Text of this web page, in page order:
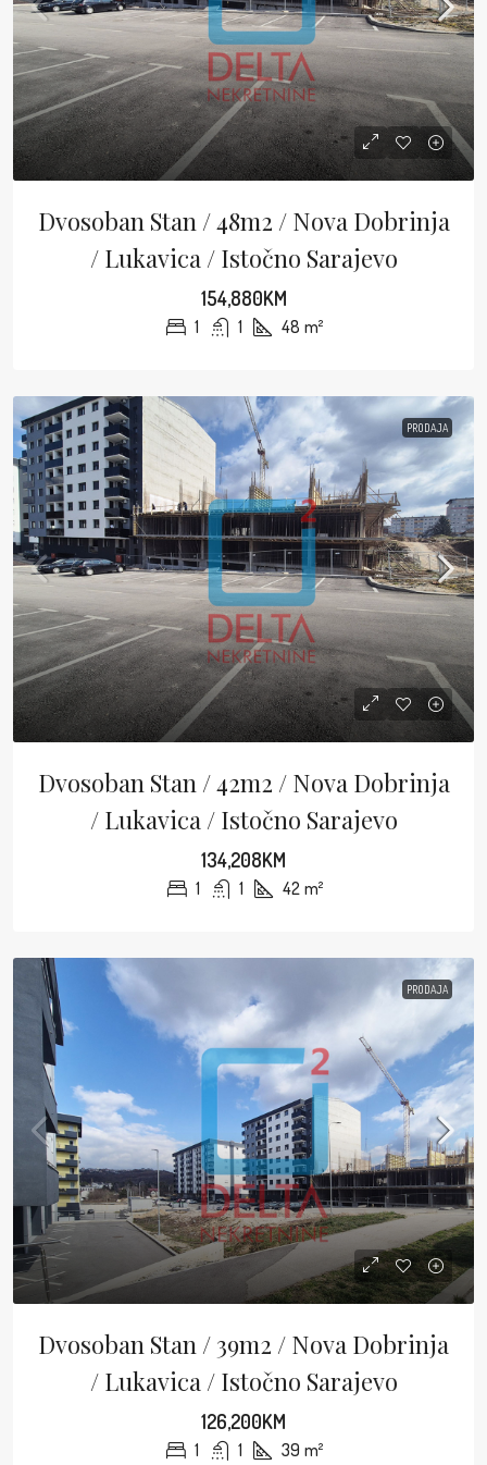
Dvosoban Stan / 48m2 / Nova Dobrinja
/ Lukavica / Istočno Sarajevo
154,880KM
1 1 48 m²
PRODAJA
Dvosoban Stan / 42m2 / Nova Dobrinja
/ Lukavica / Istočno Sarajevo
134,208KM
1 1 42 m²
PRODAJA
Dvosoban Stan / 39m2 / Nova Dobrinja
/ Lukavica / Istočno Sarajevo
126,200KM
1 1 39 m²